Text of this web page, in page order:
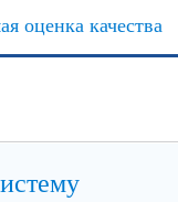
оценка качества